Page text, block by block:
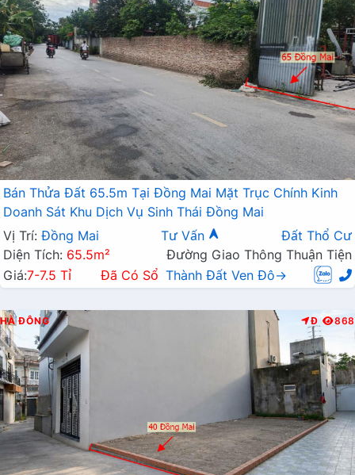
Bán Thửa Đất 65.5m Tại Đồng Mai Mặt Trục Chính Kinh
Doanh Sát Khu Dịch Vụ Sinh Thái Đồng Mai
Vị Trí: Đồng Mai Tư Vấn
Đất Thổ Cư
Diện Tích: 65.5m²
Đường Giao Thông Thuận Tiện
Giá:7-7.5 Tỉ Đã Có Sổ Thành Đất Ven Đô→
HÀ ĐÔNG Đ 868